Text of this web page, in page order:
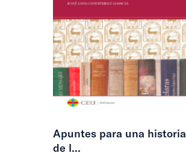
Apuntes para una historia
de l...